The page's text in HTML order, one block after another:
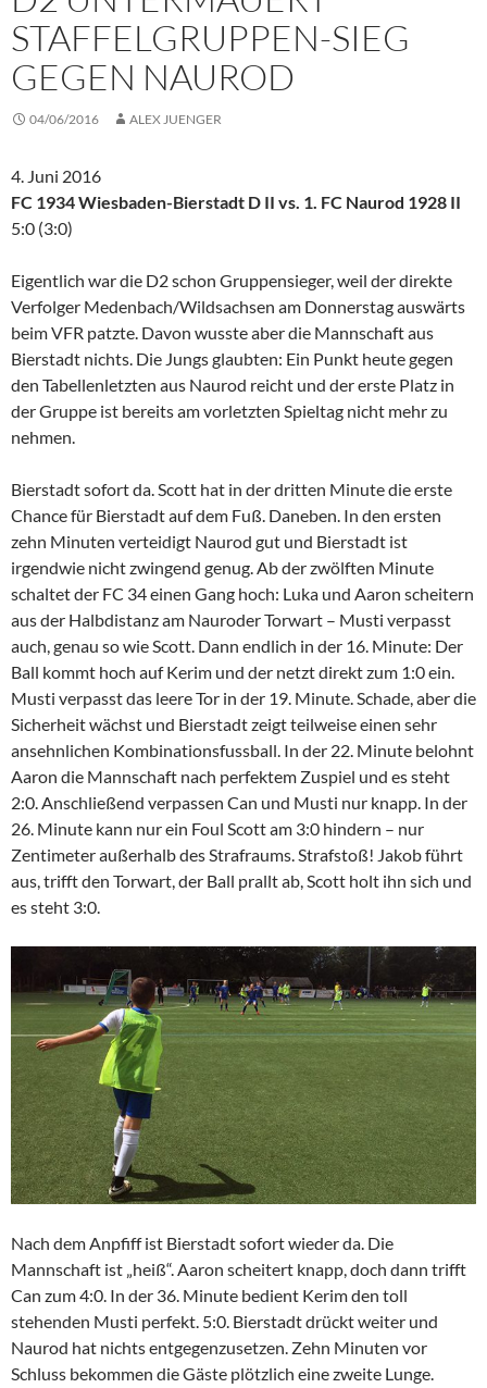
STAFFELGRUPPEN-SIEG
GEGEN NAUROD
04/06/2016 ALEX JUENGER
4. Juni 2016
FC 1934 Wiesbaden-Bierstadt D II vs. 1. FC Naurod 1928 II
5:0 (3:0)
Eigentlich war die D2 schon Gruppensieger, weil der direkte
Verfolger Medenbach/Wildsachsen am Donnerstag auswärts
beim VFR patzte. Davon wusste aber die Mannschaft aus
Bierstadt nichts. Die Jungs glaubten: Ein Punkt heute gegen
den Tabellenletzten aus Naurod reicht und der erste Platz in
der Gruppe ist bereits am vorletzten Spieltag nicht mehr zu
nehmen.
Bierstadt sofort da. Scott hat in der dritten Minute die erste
Chance für Bierstadt auf dem Fuß. Daneben. In den ersten
zehn Minuten verteidigt Naurod gut und Bierstadt ist
irgendwie nicht zwingend genug. Ab der zwölften Minute
schaltet der FC 34 einen Gang hoch: Luka und Aaron scheitern
aus der Halbdistanz am Nauroder Torwart – Musti verpasst
auch, genau so wie Scott. Dann endlich in der 16. Minute: Der
Ball kommt hoch auf Kerim und der netzt direkt zum 1:0 ein.
Musti verpasst das leere Tor in der 19. Minute. Schade, aber die
Sicherheit wächst und Bierstadt zeigt teilweise einen sehr
ansehnlichen Kombinationsfussball. In der 22. Minute belohnt
Aaron die Mannschaft nach perfektem Zuspiel und es steht
2:0. Anschließend verpassen Can und Musti nur knapp. In der
26. Minute kann nur ein Foul Scott am 3:0 hindern – nur
Zentimeter außerhalb des Strafraums. Strafstoß! Jakob führt
aus, trifft den Torwart, der Ball prallt ab, Scott holt ihn sich und
es steht 3:0.
Nach dem Anpfiff ist Bierstadt sofort wieder da. Die
Mannschaft ist „heiß“. Aaron scheitert knapp, doch dann trifft
Can zum 4:0. In der 36. Minute bedient Kerim den toll
stehenden Musti perfekt. 5:0. Bierstadt drückt weiter und
Naurod hat nichts entgegenzusetzen. Zehn Minuten vor
Schluss bekommen die Gäste plötzlich eine zweite Lunge.